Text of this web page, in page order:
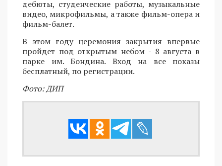
дебюты, студенческие работы, музыкальные
видео, микрофильмы, а также фильм-опера и
фильм-балет.
В этом году церемония закрытия впервые
пройдет под открытым небом - 8 августа в
парке им. Бондина. Вход на все показы
бесплатный, по регистрации.
Фото: ДИП